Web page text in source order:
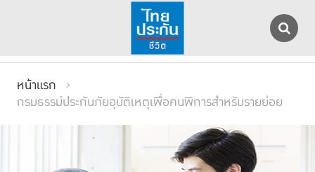
หน้าแรก
กรมธรรม์ประกันภัยอุบัติเหตุเพื่อคนพิการสำหรับรายย่อย